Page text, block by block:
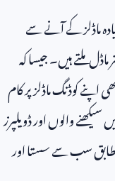
ماڈلز کے آنے سے
ملتے ہیں۔ جیسا کہ
اپنے کوڈنگ ماڈلز پر کام
والوں اور ڈویلپرز
سب سے سستا اور